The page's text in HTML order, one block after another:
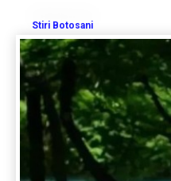
Stiri Botosani